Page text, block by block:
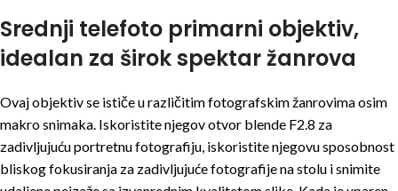
Srednji telefoto primarni objektiv,
idealan za širok spektar žanrova
Ovaj objektiv se ističe u različitim fotografskim žanrovima osim
makro snimaka. Iskoristite njegov otvor blende F2.8 za
zadivljujuću portretnu fotografiju, iskoristite njegovu sposobnost
bliskog fokusiranja za zadivljujuće fotografije na stolu i snimite